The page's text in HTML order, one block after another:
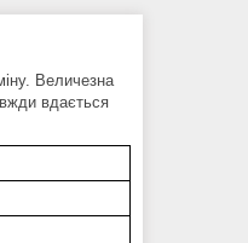
Величезна
вдається